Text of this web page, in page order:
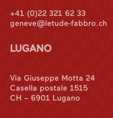
+41 (0)22 321 62 33
geneve@letude-fabbro.ch
LUGANO
Via Giuseppe Motta 24
Casella postale 1515
CH – 6901 Lugano